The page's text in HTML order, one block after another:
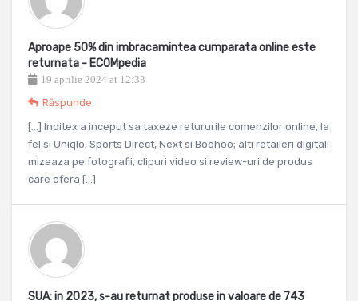
Aproape 50% din imbracamintea cumparata online este
returnata - ECOMpedia
19 aprilie 2024 at 12:33
Răspunde
[…] Inditex a inceput sa taxeze retururile comenzilor online, la
fel si Uniqlo, Sports Direct, Next si Boohoo; alti retaileri digitali
mizeaza pe fotografii, clipuri video si review-uri de produs
care ofera […]
SUA: in 2023, s-au returnat produse in valoare de 743